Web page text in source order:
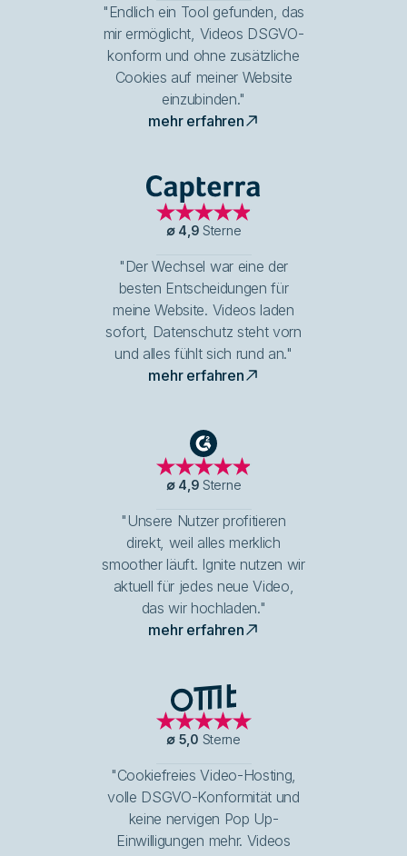
"Endlich ein Tool gefunden, das
mir ermöglicht, Videos DSGVO-
konform und ohne zusätzliche
Cookies auf meiner Website
einzubinden."
mehr erfahren
Capterra
∅ 4,9 Sterne
"Der Wechsel war eine der
besten Entscheidungen für
meine Website. Videos laden
sofort, Datenschutz steht vorn
und alles fühlt sich rund an."
mehr erfahren
G2
∅ 4,9 Sterne
"Unsere Nutzer profitieren
direkt, weil alles merklich
smoother läuft. Ignite nutzen wir
aktuell für jedes neue Video,
das wir hochladen."
mehr erfahren
OMT Logo
∅ 5,0 Sterne
"Cookiefreies Video-Hosting,
volle DSGVO-Konformität und
keine nervigen Pop Up-
Einwilligungen mehr. Videos